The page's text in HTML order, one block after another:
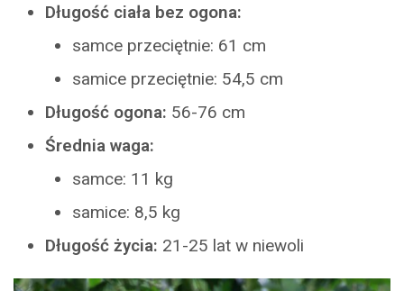
Długość ciała bez ogona:
samce przeciętnie: 61 cm
samice przeciętnie: 54,5 cm
Długość ogona: 56-76 cm
Średnia waga:
samce: 11 kg
samice: 8,5 kg
Długość życia: 21-25 lat w niewoli